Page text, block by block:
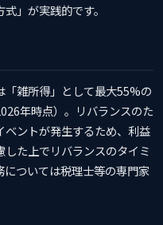
」が実践的です。
「雑所得」として最大55%の
年時点）。リバランスのた
ントが発生するため、利益
た上でリバランスのタイミ
ついては税理士等の専門家